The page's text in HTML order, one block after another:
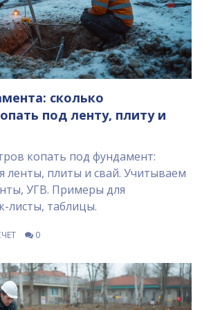
сколько
под ленту, плиту и
копать под фундамент:
ленты, плиты и свай. Учитываем
УГВ. Примеры для
листы, таблицы.
0